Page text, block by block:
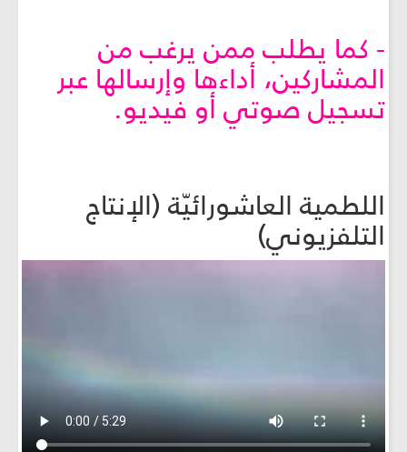
- كما يطلب ممن يرغب من
المشاركين، أداءها وإرسالها عبر
تسجيل صوتي أو فيديو.
اللطمية العاشورائيّة (الإنتاج
التلفزيوني)